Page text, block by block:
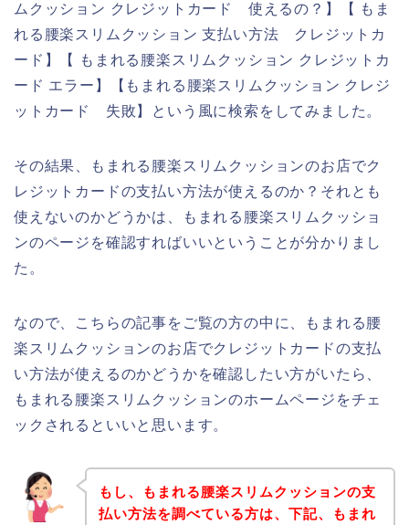
ムクッション クレジットカード 使えるの？】【 もま
れる腰楽スリムクッション 支払い方法 クレジットカ
ード】【 もまれる腰楽スリムクッション クレジットカ
ード エラー】【もまれる腰楽スリムクッション クレジ
ットカード 失敗】という風に検索をしてみました。
その結果、もまれる腰楽スリムクッションのお店でク
レジットカードの支払い方法が使えるのか？それとも
使えないのかどうかは、もまれる腰楽スリムクッショ
ンのページを確認すればいいということが分かりまし
た。
なので、こちらの記事をご覧の方の中に、もまれる腰
楽スリムクッションのお店でクレジットカードの支払
い方法が使えるのかどうかを確認したい方がいたら、
もまれる腰楽スリムクッションのホームページをチェ
ックされるといいと思います。
もし、もまれる腰楽スリムクッションの支
払い方法を調べている方は、下記、もまれ